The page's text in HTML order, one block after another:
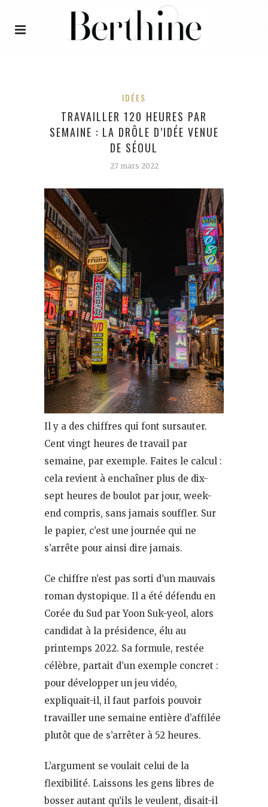
IDÉES
TRAVAILLER 120 HEURES PAR
SEMAINE : LA DRÔLE D’IDÉE VENUE
DE SÉOUL
27 mars 2022
Il y a des chiffres qui font sursauter.
Cent vingt heures de travail par
semaine, par exemple. Faites le calcul :
cela revient à enchaîner plus de dix-
sept heures de boulot par jour, week-
end compris, sans jamais souffler. Sur
le papier, c’est une journée qui ne
s’arrête pour ainsi dire jamais.
Ce chiffre n’est pas sorti d’un mauvais
roman dystopique. Il a été défendu en
Corée du Sud par Yoon Suk-yeol, alors
candidat à la présidence, élu au
printemps 2022. Sa formule, restée
célèbre, partait d’un exemple concret :
pour développer un jeu vidéo,
expliquait-il, il faut parfois pouvoir
travailler une semaine entière d’affilée
plutôt que de s’arrêter à 52 heures.
L’argument se voulait celui de la
flexibilité. Laissons les gens libres de
bosser autant qu’ils le veulent, disait-il